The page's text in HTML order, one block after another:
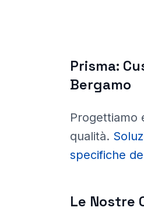
Prisma:
Bergamo
Progettiamo
qualità.
specifiche
Le Nostre